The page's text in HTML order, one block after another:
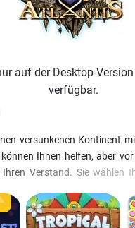
auf der Desktop-
verfügbar.
versunkenen Kontinent
Ihnen helfen, aber
Verstand. Sie wählen
Abenteuer? Tolle
voller Spaß für die